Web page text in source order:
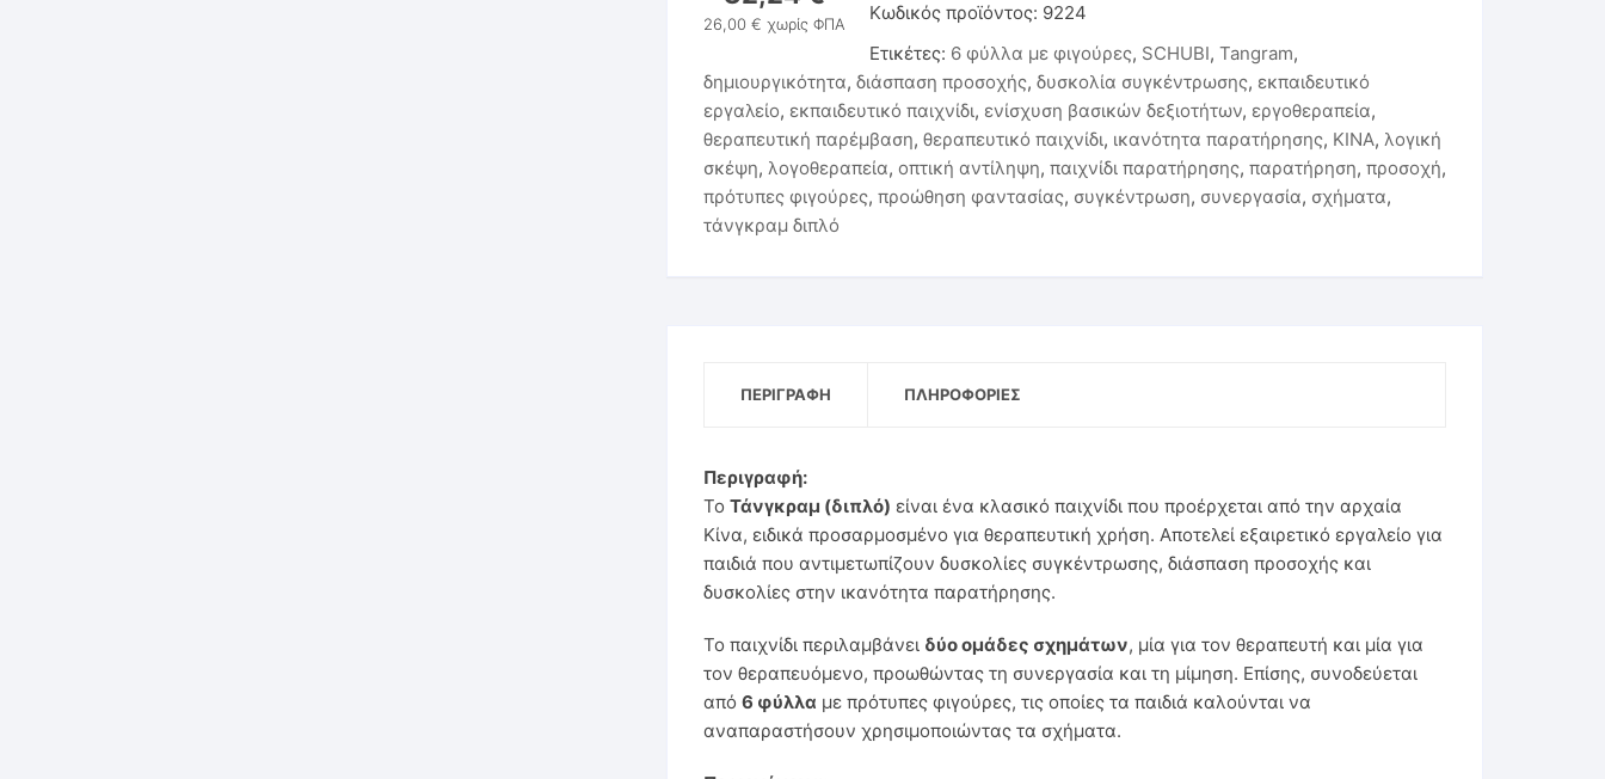
Παιχνίδια & Υλικά Εκπνοής
Στοματοκινητική Μυολειτουργική Θεραπεία
26,00 € χωρίς ΦΠΑ Κωδικός προϊόντος: 9224
Ετικέτες: 6 φύλλα με φιγούρες, SCHUBI, Tangram,
δημιουργικότητα, διάσπαση προσοχής, δυσκολία συγκέντρωσης, εκπαιδευτικό
εργαλείο, εκπαιδευτικό παιχνίδι, ενίσχυση βασικών δεξιοτήτων, εργοθεραπεία,
θεραπευτική παρέμβαση, θεραπευτικό παιχνίδι, ικανότητα παρατήρησης, ΚΙΝΑ, λογική
σκέψη, λογοθεραπεία, οπτική αντίληψη, παιχνίδι παρατήρησης, παρατήρηση, προσοχή,
πρότυπες φιγούρες, προώθηση φαντασίας, συγκέντρωση, συνεργασία, σχήματα,
τάνγκραμ διπλό
ΠΕΡΙΓΡΑΦΉ ΠΛΗΡΟΦΟΡΊΕΣ
Περιγραφή:
Το Τάνγκραμ (διπλό) είναι ένα κλασικό παιχνίδι που προέρχεται από την αρχαία
Κίνα, ειδικά προσαρμοσμένο για θεραπευτική χρήση. Αποτελεί εξαιρετικό εργαλείο για
παιδιά που αντιμετωπίζουν δυσκολίες συγκέντρωσης, διάσπαση προσοχής και
δυσκολίες στην ικανότητα παρατήρησης.
Το παιχνίδι περιλαμβάνει δύο ομάδες σχημάτων, μία για τον θεραπευτή και μία για
τον θεραπευόμενο, προωθώντας τη συνεργασία και τη μίμηση. Επίσης, συνοδεύεται
από 6 φύλλα με πρότυπες φιγούρες, τις οποίες τα παιδιά καλούνται να
αναπαραστήσουν χρησιμοποιώντας τα σχήματα.